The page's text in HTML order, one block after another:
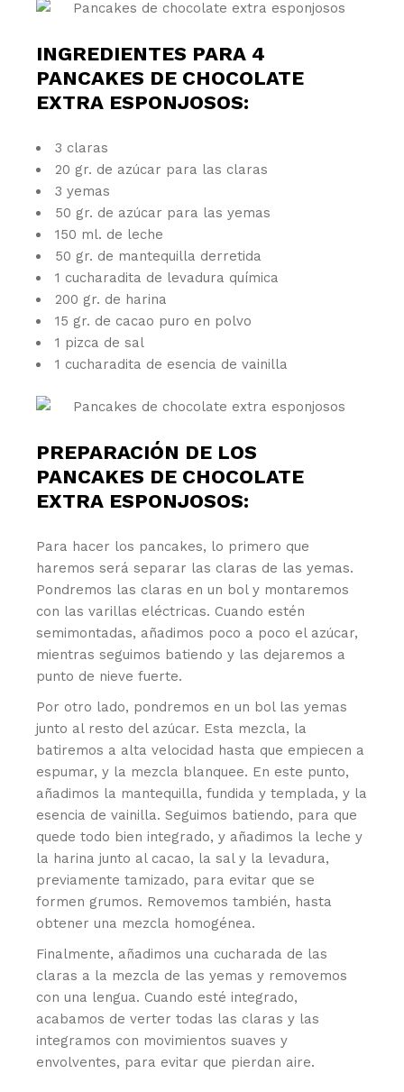
INGREDIENTES PARA 4
PANCAKES DE CHOCOLATE
EXTRA ESPONJOSOS:
3 claras
20 gr. de azúcar para las claras
3 yemas
50 gr. de azúcar para las yemas
150 ml. de leche
50 gr. de mantequilla derretida
1 cucharadita de levadura química
200 gr. de harina
15 gr. de cacao puro en polvo
1 pizca de sal
1 cucharadita de esencia de vainilla
PREPARACIÓN DE LOS
PANCAKES DE CHOCOLATE
EXTRA ESPONJOSOS:
Para hacer los pancakes, lo primero que
haremos será separar las claras de las yemas.
Pondremos las claras en un bol y montaremos
con las varillas eléctricas. Cuando estén
semimontadas, añadimos poco a poco el azúcar,
mientras seguimos batiendo y las dejaremos a
punto de nieve fuerte.
Por otro lado, pondremos en un bol las yemas
junto al resto del azúcar. Esta mezcla, la
batiremos a alta velocidad hasta que empiecen a
espumar, y la mezcla blanquee. En este punto,
añadimos la mantequilla, fundida y templada, y la
esencia de vainilla. Seguimos batiendo, para que
quede todo bien integrado, y añadimos la leche y
la harina junto al cacao, la sal y la levadura,
previamente tamizado, para evitar que se
formen grumos. Removemos también, hasta
obtener una mezcla homogénea.
Finalmente, añadimos una cucharada de las
claras a la mezcla de las yemas y removemos
con una lengua. Cuando esté integrado,
acabamos de verter todas las claras y las
integramos con movimientos suaves y
envolventes, para evitar que pierdan aire.